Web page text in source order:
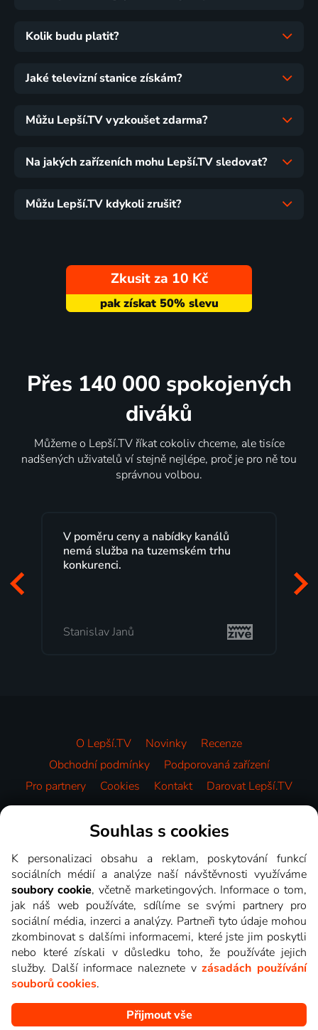
Kolik budu platit?
Jaké televizní stanice získám?
Můžu Lepší.TV vyzkoušet zdarma?
Na jakých zařízeních mohu Lepší.TV sledovat?
Můžu Lepší.TV kdykoli zrušit?
Zkusit za 10 Kč
Přes 140 000 spokojených
diváků
Můžeme o Lepší.TV říkat cokoliv chceme, ale tisíce
nadšených uživatelů ví stejně nejlépe, proč je pro ně tou
správnou volbou.
Lepší.TV sleduji už několik let s
maximální spokojeností. Velký výběr
začátek programu, to je přesně to, co
Milada Tomešová
O Lepší.TV Novinky
Recenze
Obchodní podmínky
Podporovaná zařízení
Pro partnery
Cookies Kontakt Darovat Lepší.TV
Videotéka
Copyright © goNET s.r.o. Na tomto webu jsou zobrazovány
Souhlas s cookies
K personalizaci obsahu a reklam, poskytování funkcí
sociálních médií a analýze naší návštěvnosti využíváme
soubory cookie, včetně marketingových. Informace o tom,
jak náš web používáte, sdílíme se svými partnery pro
sociální média, inzerci a analýzy. Partneři tyto údaje mohou
zkombinovat s dalšími informacemi, které jste jim poskytli
nebo které získali v důsledku toho, že používáte jejich
služby. Další informace naleznete vzásadách používání
souborů cookies.
Přijmout vše